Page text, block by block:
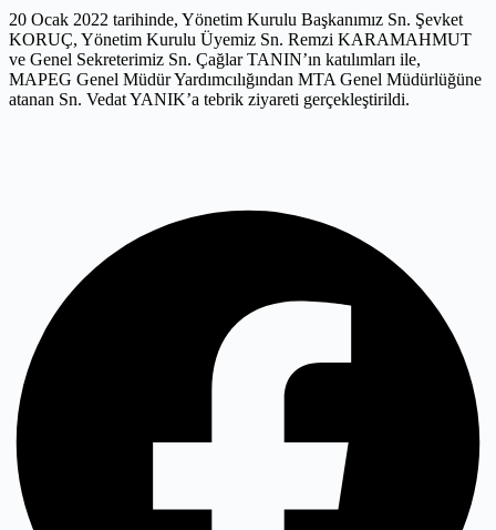
20 Ocak 2022 tarihinde, Yönetim Kurulu Başkanımız Sn. Şevket
KORUÇ, Yönetim Kurulu Üyemiz Sn. Remzi KARAMAHMUT
ve Genel Sekreterimiz Sn. Çağlar TANIN’ın katılımları ile,
MAPEG Genel Müdür Yardımcılığından MTA Genel Müdürlüğüne
atanan Sn. Vedat YANIK’a tebrik ziyareti gerçekleştirildi.